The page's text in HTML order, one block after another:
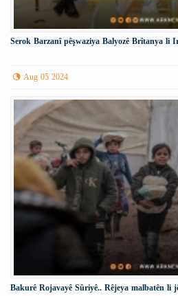
Serok Barzanî pêşwaziya Balyozê Brîtanya li
Aug 05 2024
Bakurê Rojavayê Sûriyê.. Rêjeya malbatên